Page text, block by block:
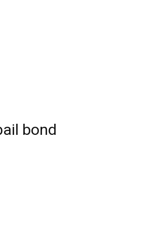
bond